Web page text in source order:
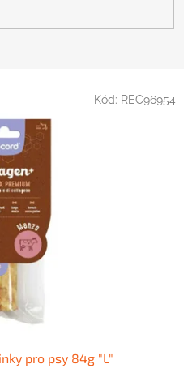
pro psy 84g "L"
Kód: REC96954